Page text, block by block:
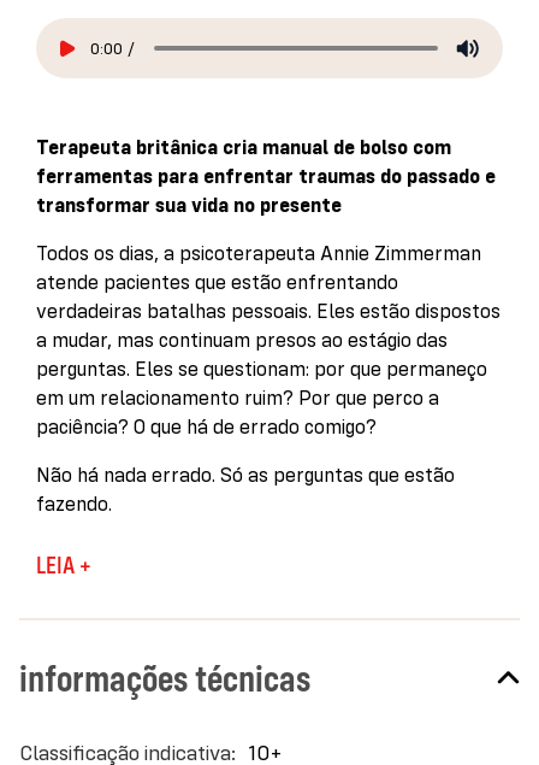
0:00 /
Terapeuta britânica cria manual de bolso com
ferramentas para enfrentar traumas do passado e
transformar sua vida no presente
Todos os dias, a psicoterapeuta Annie Zimmerman
atende pacientes que estão enfrentando
verdadeiras batalhas pessoais. Eles estão dispostos
a mudar, mas continuam presos ao estágio das
perguntas. Eles se questionam: por que permaneço
em um relacionamento ruim? Por que perco a
paciência? O que há de errado comigo?
Não há nada errado. Só as perguntas que estão
fazendo.
Depois de anos ouvindo esses questionamentos na
prática clínica, Zimmerman decidiu compartilhar os
de forma didática e oferece exercícios simples,
mostrando que, se compreendermos como o início
podemos começar a fazer as perguntas certas para
LEIA +
informações técnicas
Mais
10+